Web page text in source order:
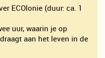
ECOlonie (duur: ca. 1
uur, waarin je op
aan het leven in de